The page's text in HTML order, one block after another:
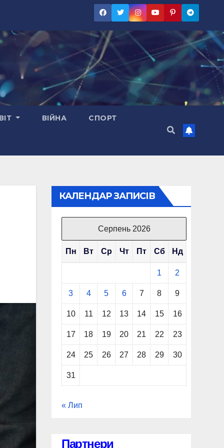
ВІЙНА СПОРТ
КАЛЕНДАР ЗАПИСІВ
Серпень 2026
Пн Вт Ср Чт Пт Сб Нд
1 2
3 4 5 6 7 8 9
10 11 12 13 14 15 16
17 18 19 20 21 22 23
24 25 26 27 28 29 30
31
« Лип
Партнери